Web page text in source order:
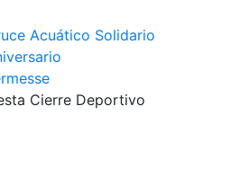
Acuático Solidario
Cierre Deportivo